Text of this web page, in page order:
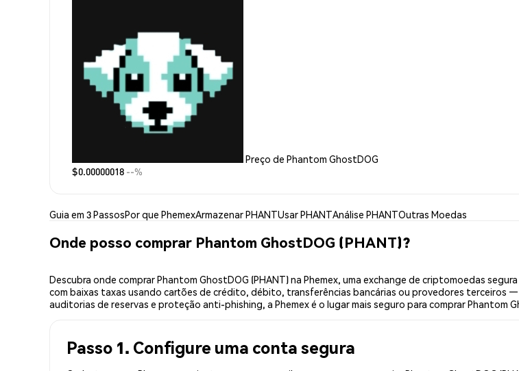
Preço de Phantom GhostDOG
$0.00000018 --%
Guia em 3 PassosPor que PhemexArmazenar PHANTUsar PHANTAnálise PHANTOutras Moedas
Onde posso comprar Phantom GhostDOG (PHANT)?
Descubra onde comprar Phantom GhostDOG (PHANT) na Phemex, uma exchange de criptomoedas
com baixas taxas usando cartões de crédito, débito, transferências bancárias ou provedores terceiros —
auditorias de reservas e proteção anti-phishing, a Phemex é o lugar mais seguro para comprar Phantom
Passo 1. Configure uma conta segura